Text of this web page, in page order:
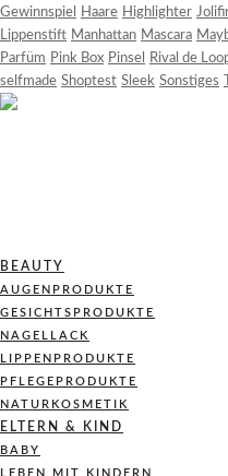
Gewinnspiel
Haare Highlighter
Lippenstift Manhattan Mascara
Parfüm Pink Box Pinsel Rival de
selfmade Shoptest Sleek Sonstiges
BEAUTY
AUGENPRODUKTE
GESICHTSPRODUKTE
NAGELLACK
LIPPENPRODUKTE
PFLEGEPRODUKTE
NATURKOSMETIK
ELTERN & KIND
BABY
LEBEN MIT KINDERN